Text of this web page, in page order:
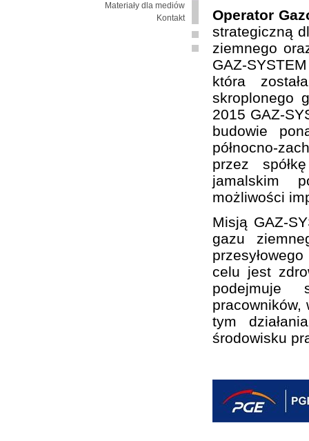
Materiały dla mediów
Kontakt
Operator
strategiczną
ziemnego
GAZ-
która
skroplonego
2015 GAZ-
budowie
północno-
przez
jamalskim
możliwości
Misją GAZ-
gazu
celu jest
podejmuje
pracowników,
tym
środowisku